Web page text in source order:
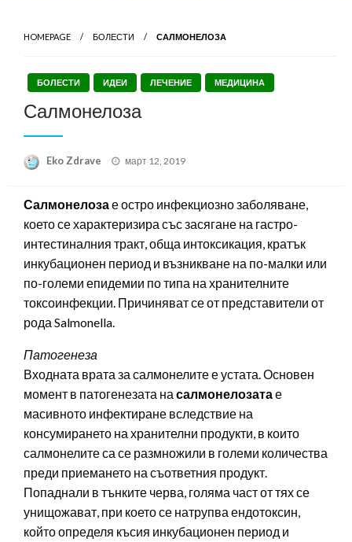
HOMEPAGE БОЛЕСТИ САЛМОНЕЛОЗА
БОЛЕСТИ ИДЕИ ЛЕЧЕНИЕ МЕДИЦИНА
Салмонелоза
Eko Zdrave
Posted
март 12, 2019
Салмонелоза е остро инфекциозно заболяване,
което се характеризира със засягане на гастро-
интестиналния тракт, обща интоксикация, кратък
инкубационен период и възникване на по-малки или
по-големи епидемии по типа на хранителните
токсоинфекции. Причиняват се от представители от
рода Salmonella.
Патогенеза
Входната врата за салмонелите е устата. Основен
момент в патогенезата на салмонелозата е
масивното инфектиране вследствие на
консумирането на хранителни продукти, в които
салмонелите са се размножили в големи количества
преди приемането на съответния продукт.
Попаднали в тънките черва, голяма част от тях се
унищожават, при което се натрупва ендотоксин,
който определя късия инкубационен период и